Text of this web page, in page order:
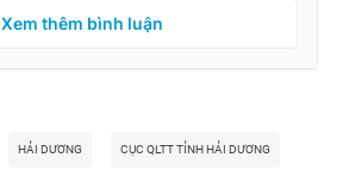
Xem thêm bình luận
HẢI DƯƠNG CỤC QLTT TỈNH HẢI DƯƠNG